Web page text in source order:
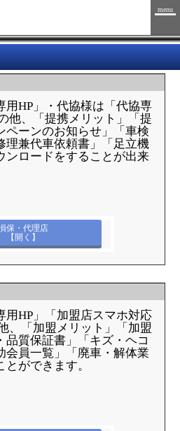
menu
用HP」・代協様は「代協専
他、「提携メリット」「提
ペーンのお知らせ」「車検
理兼代車依頼書」「足立機
ンロードをすることが出来
保・代理店
【開く】
用HP」「加盟店スマホ対応
、「加盟メリット」「加盟
品質保証書」「キズ・ヘコ
会員一覧」「廃車・解体業
ができます。